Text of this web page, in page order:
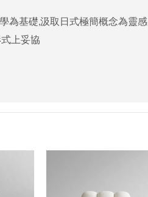
為基礎,汲取日式極簡概念為靈感
上妥協